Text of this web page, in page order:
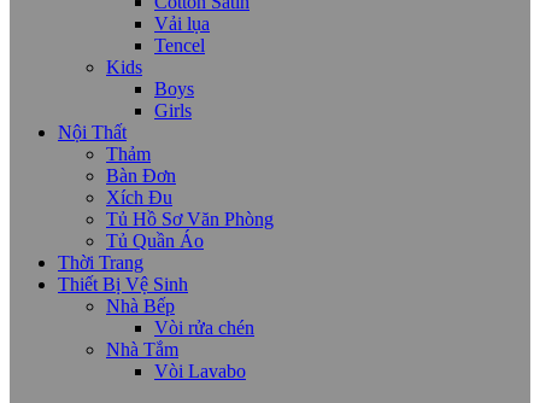
Vải lụa
Tencel
Kids
Boys
Girls
Nội Thất
Thảm
Bàn Đơn
Xích Đu
Tủ Hồ Sơ Văn Phòng
Tủ Quần Áo
Thời Trang
Thiết Bị Vệ Sinh
Nhà Bếp
Vòi rửa chén
Nhà Tắm
Vòi Lavabo